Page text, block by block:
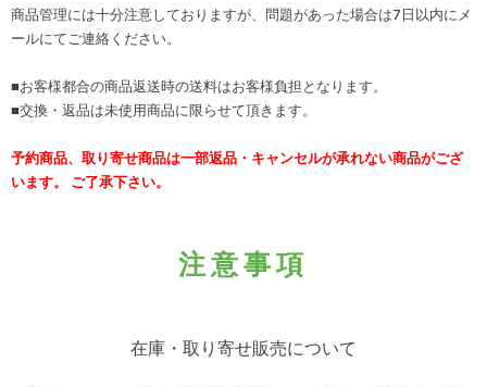
商品管理には十分注意しておりますが、問題があった場合は7日以内にメ
ールにてご連絡ください。
■お客様都合の商品返送時の送料はお客様負担となります。
■交換・返品は未使用商品に限らせて頂きます。
予約商品、取り寄せ商品は一部返品・キャンセルが承れない商品がござ
います。 ご了承下さい。
注意事項
在庫・取り寄せ販売について